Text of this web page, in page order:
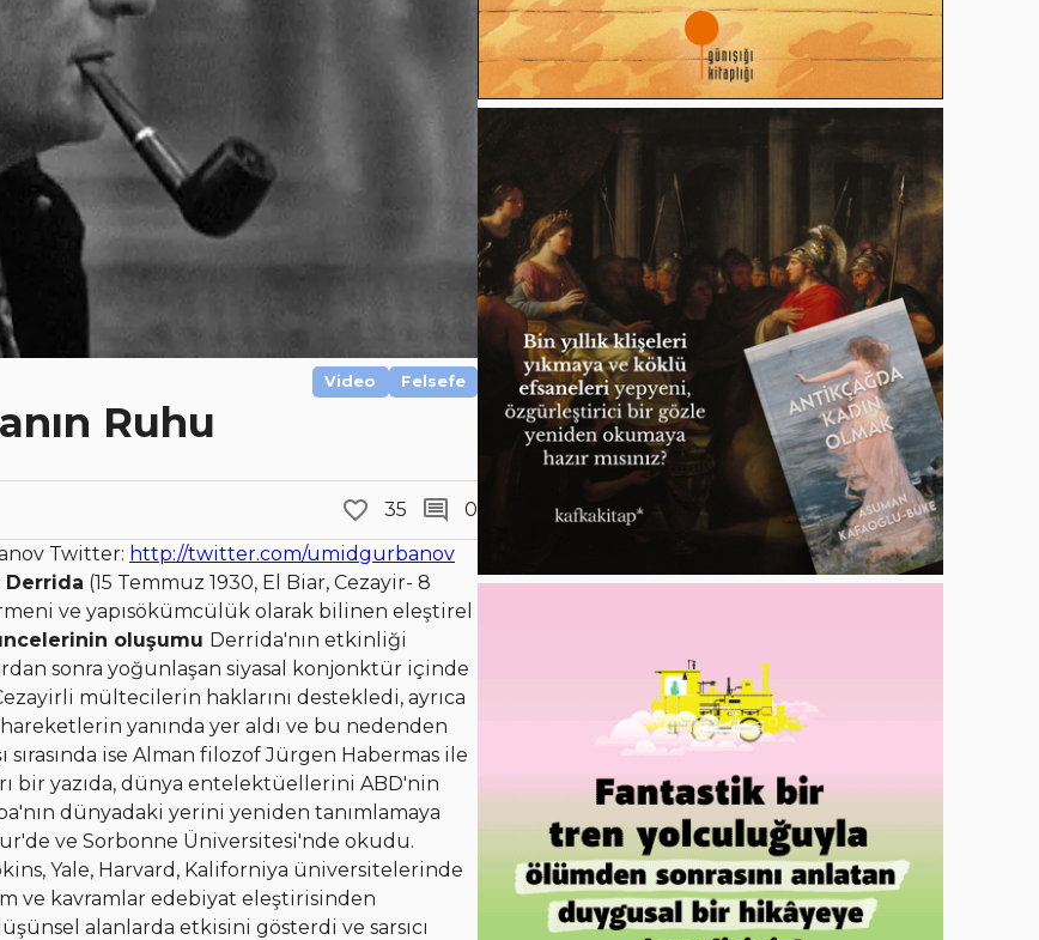
Video Felsefe
Ruhu
35
0
Twitter: http://twitter.com/umidgurbanov
Derrida (15 Temmuz 1930, El Biar, Cezayir- 8
ve yapısökümcülük olarak bilinen eleştirel
oluşumu Derrida'nın etkinliği
sonra yoğunlaşan siyasal konjonktür içinde
mültecilerin haklarını destekledi, ayrıca
yanında yer aldı ve bu nedenden
sırasında ise Alman filozof Jürgen Habermas ile
bir yazıda, dünya entelektüellerini ABD'nin
dünyadaki yerini yeniden tanımlamaya
ve Sorbonne Üniversitesi'nde okudu.
Yale, Harvard, Kaliforniya üniversitelerinde
ve kavramlar edebiyat eleştirisinden
alanlarda etkisini gösterdi ve sarsıcı